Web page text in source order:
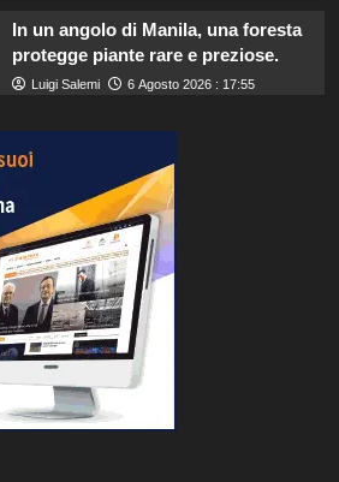
In un angolo di Manila, una foresta
protegge piante rare e preziose.
Luigi Salemi 6 Agosto 2026 : 17:55